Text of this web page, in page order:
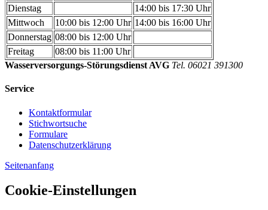
Dienstag
14:00 bis 17:30 Uhr
Mittwoch
10:00 bis 12:00 Uhr 14:00 bis 16:00 Uhr
Donnerstag 08:00 bis 12:00 Uhr
Freitag
08:00 bis 11:00 Uhr
Wasserversorgungs-Störungsdienst AVG Tel. 06021 391300
Service
Kontaktformular
Stichwortsuche
Formulare
Datenschutzerklärung
Seitenanfang
Cookie-Einstellungen